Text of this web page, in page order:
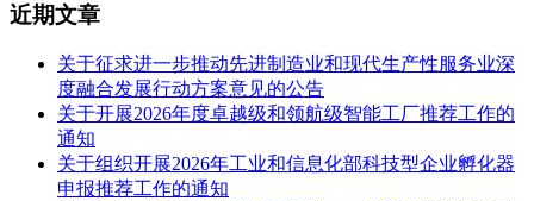
近期文章
关于征求进一步推动先进制造业和现代生产性服务业深
度融合发展行动方案意见的公告
关于开展2026年度卓越级和领航级智能工厂推荐工作的
通知
关于组织开展2026年工业和信息化部科技型企业孵化器
申报推荐工作的通知